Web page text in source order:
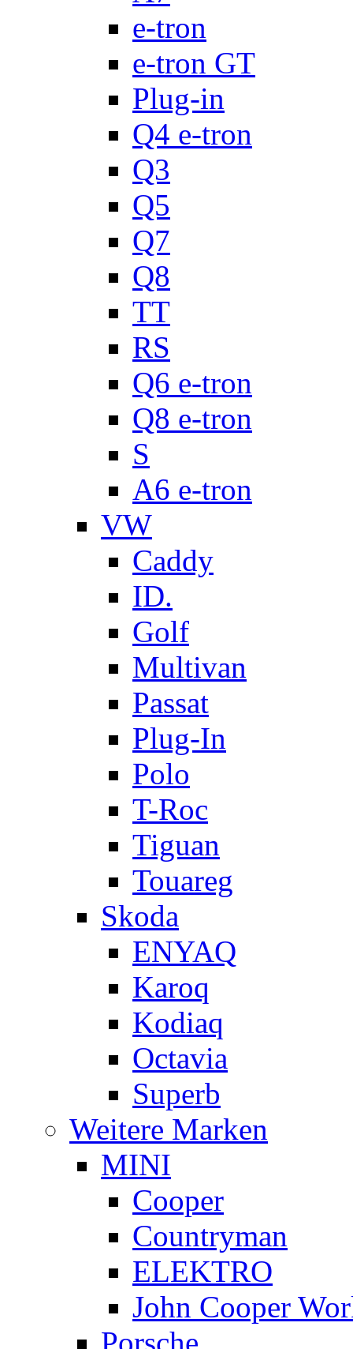
e-tron
e-tron GT
Plug-in
Q4 e-tron
Q3
Q5
Q7
Q8
TT
RS
Q6 e-tron
Q8 e-tron
S
A6 e-tron
VW
Caddy
ID.
Golf
Multivan
Passat
Plug-In
Polo
T-Roc
Tiguan
Touareg
Skoda
ENYAQ
Karoq
Kodiaq
Octavia
Superb
Weitere Marken
MINI
Cooper
Countryman
ELEKTRO
John Cooper